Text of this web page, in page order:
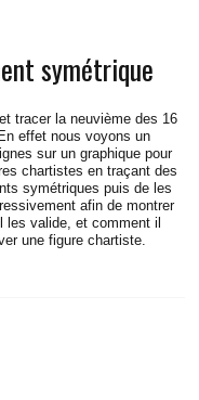
symétrique
tracer la neuvième des 16
effet nous voyons un
sur un graphique pour
chartistes en traçant des
symétriques puis de les
afin de montrer
les valide, et comment il
une figure chartiste.